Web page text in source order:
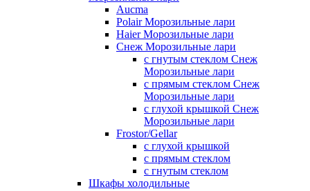
Aucma
Polair Морозильные лари
Haier Морозильные лари
Снеж Морозильные лари
с гнутым стеклом Снеж
Морозильные лари
с прямым стеклом Снеж
Морозильные лари
с глухой крышкой Снеж
Морозильные лари
Frostor/Gellar
с глухой крышкой
с прямым стеклом
с гнутым стеклом
Шкафы холодильные